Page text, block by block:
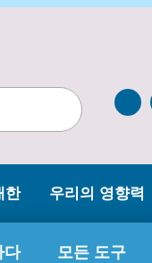
한 우리의 영향력
다 모든 도구